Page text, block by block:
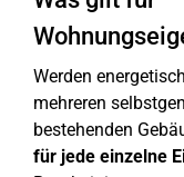
Werden
mehreren
bestehenden
für jede einzelne